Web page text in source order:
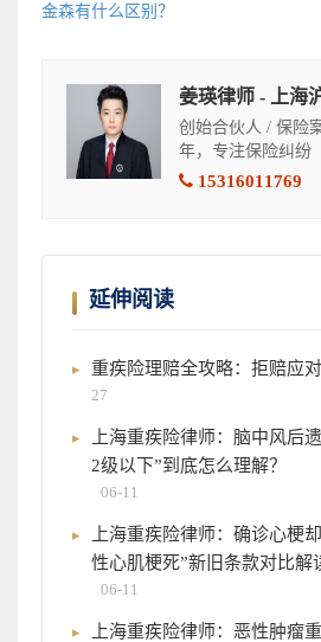
金森有什么区别？
姜瑛律师 - 上海
创始合伙人 / 保险
年，专注保险纠纷
15316011769
延伸阅读
重疾险理赔全攻略：拒赔应
27
上海重疾险律师：脑中风后
2级以下”到底怎么理解？
06-11
上海重疾险律师：确诊心梗
性心肌梗死”新旧条款对比解
06-11
上海重疾险律师：恶性肿瘤